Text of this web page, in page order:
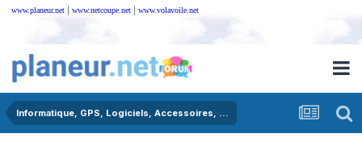
www.planeur.net | www.netcoupe.net | www.volavoile.net
Informatique, GPS, Logiciels, Accessoires, ...